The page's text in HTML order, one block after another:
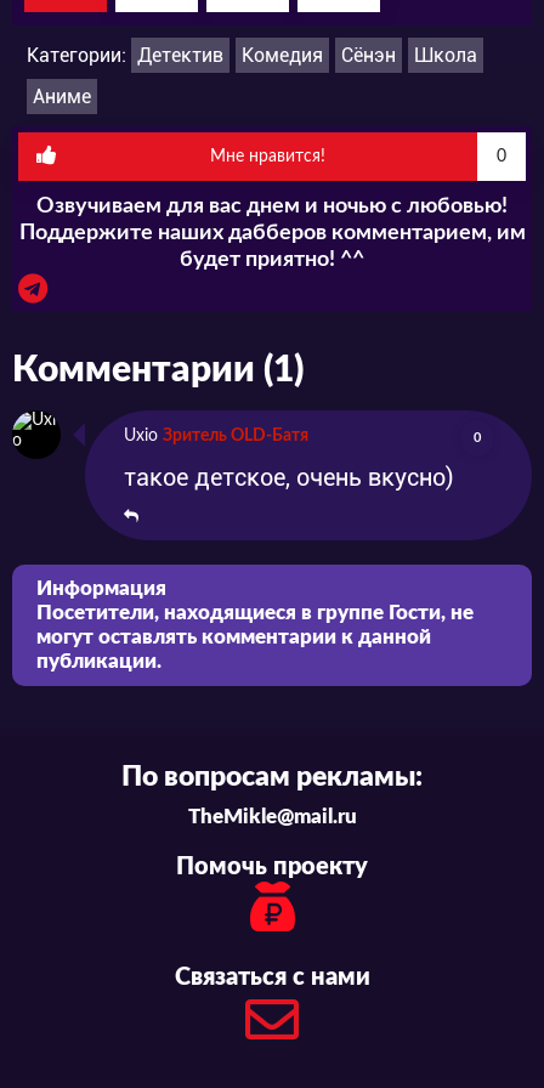
Категории: Детектив Комедия Сёнэн
Школа
Аниме
Мне нравится! 0
Озвучиваем для вас днем и ночью с любовью!
Поддержите наших дабберов комментарием, им
будет приятно! ^^
Комментарии (1)
Uxio Зритель OLD-Батя 0
такое детское, очень вкусно)
Информация
Посетители, находящиеся в группе Гости, не
могут оставлять комментарии к данной
публикации.
По вопросам рекламы:
TheMikle@mail.ru
Помочь проекту
Связаться с нами